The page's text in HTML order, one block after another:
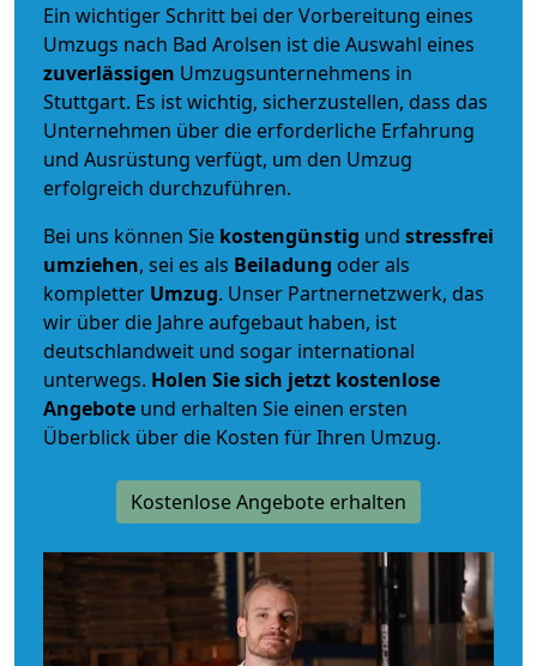
Ein wichtiger Schritt bei der Vorbereitung eines
Umzugs nach Bad Arolsen ist die Auswahl eines
zuverlässigen Umzugsunternehmens in
Stuttgart. Es ist wichtig, sicherzustellen, dass das
Unternehmen über die erforderliche Erfahrung
und Ausrüstung verfügt, um den Umzug
erfolgreich durchzuführen.
Bei uns können Sie kostengünstig und stressfrei
umziehen, sei es als Beiladung oder als
kompletter Umzug. Unser Partnernetzwerk, das
wir über die Jahre aufgebaut haben, ist
deutschlandweit und sogar international
unterwegs. Holen Sie sich jetzt kostenlose
Angebote und erhalten Sie einen ersten
Überblick über die Kosten für Ihren Umzug.
Kostenlose Angebote erhalten